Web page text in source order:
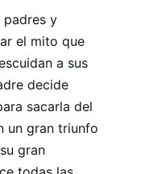
padres y
el mito que
a sus
decide
sacarla del
un gran triunfo
gran